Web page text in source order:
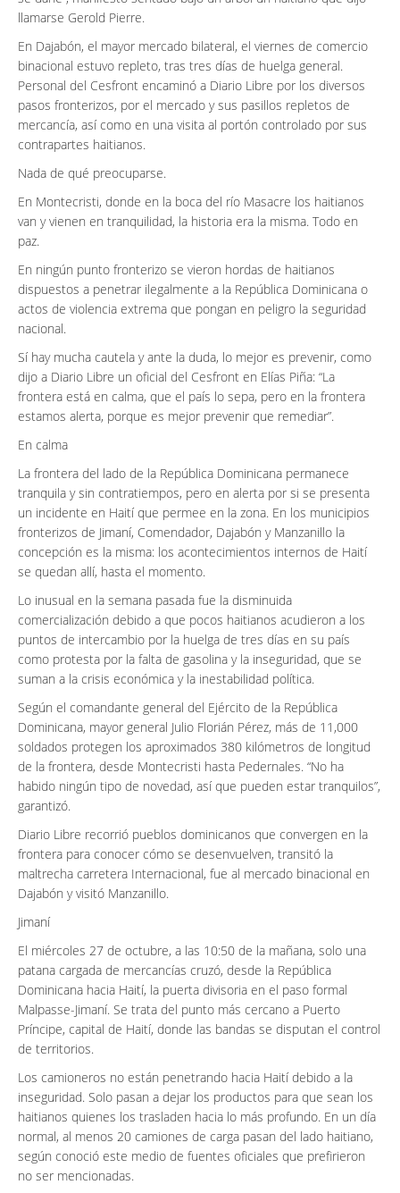
llamarse Gerold Pierre.
En Dajabón, el mayor mercado bilateral, el viernes de comercio
binacional estuvo repleto, tras tres días de huelga general.
Personal del Cesfront encaminó a Diario Libre por los diversos
pasos fronterizos, por el mercado y sus pasillos repletos de
mercancía, así como en una visita al portón controlado por sus
contrapartes haitianos.
Nada de qué preocuparse.
En Montecristi, donde en la boca del río Masacre los haitianos
van y vienen en tranquilidad, la historia era la misma. Todo en
paz.
En ningún punto fronterizo se vieron hordas de haitianos
dispuestos a penetrar ilegalmente a la República Dominicana o
actos de violencia extrema que pongan en peligro la seguridad
nacional.
Sí hay mucha cautela y ante la duda, lo mejor es prevenir, como
dijo a Diario Libre un oficial del Cesfront en Elías Piña: “La
frontera está en calma, que el país lo sepa, pero en la frontera
estamos alerta, porque es mejor prevenir que remediar”.
En calma
La frontera del lado de la República Dominicana permanece
tranquila y sin contratiempos, pero en alerta por si se presenta
un incidente en Haití que permee en la zona. En los municipios
fronterizos de Jimaní, Comendador, Dajabón y Manzanillo la
concepción es la misma: los acontecimientos internos de Haití
se quedan allí, hasta el momento.
Lo inusual en la semana pasada fue la disminuida
comercialización debido a que pocos haitianos acudieron a los
puntos de intercambio por la huelga de tres días en su país
como protesta por la falta de gasolina y la inseguridad, que se
suman a la crisis económica y la inestabilidad política.
Según el comandante general del Ejército de la República
Dominicana, mayor general Julio Florián Pérez, más de 11,000
soldados protegen los aproximados 380 kilómetros de longitud
de la frontera, desde Montecristi hasta Pedernales. “No ha
habido ningún tipo de novedad, así que pueden estar tranquilos”,
garantizó.
Diario Libre recorrió pueblos dominicanos que convergen en la
frontera para conocer cómo se desenvuelven, transitó la
maltrecha carretera Internacional, fue al mercado binacional en
Dajabón y visitó Manzanillo.
Jimaní
El miércoles 27 de octubre, a las 10:50 de la mañana, solo una
patana cargada de mercancías cruzó, desde la República
Dominicana hacia Haití, la puerta divisoria en el paso formal
Malpasse-Jimaní. Se trata del punto más cercano a Puerto
Príncipe, capital de Haití, donde las bandas se disputan el control
de territorios.
Los camioneros no están penetrando hacia Haití debido a la
inseguridad. Solo pasan a dejar los productos para que sean los
haitianos quienes los trasladen hacia lo más profundo. En un día
normal, al menos 20 camiones de carga pasan del lado haitiano,
según conoció este medio de fuentes oficiales que prefirieron
no ser mencionadas.